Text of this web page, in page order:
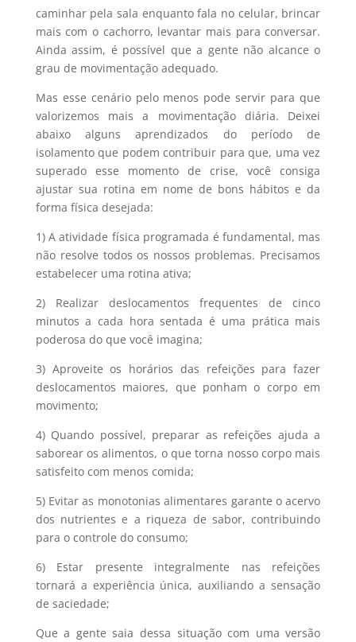
caminhar pela sala enquanto fala no celular, brincar
mais com o cachorro, levantar mais para conversar.
Ainda assim, é possível que a gente não alcance o
grau de movimentação adequado.
Mas esse cenário pelo menos pode servir para que
valorizemos mais a movimentação diária. Deixei
abaixo alguns aprendizados do período de
isolamento que podem contribuir para que, uma vez
superado esse momento de crise, você consiga
ajustar sua rotina em nome de bons hábitos e da
forma física desejada:
1) A atividade física programada é fundamental, mas
não resolve todos os nossos problemas. Precisamos
estabelecer uma rotina ativa;
2) Realizar deslocamentos frequentes de cinco
minutos a cada hora sentada é uma prática mais
poderosa do que você imagina;
3) Aproveite os horários das refeições para fazer
deslocamentos maiores, que ponham o corpo em
movimento;
4) Quando possível, preparar as refeições ajuda a
saborear os alimentos, o que torna nosso corpo mais
satisfeito com menos comida;
5) Evitar as monotonias alimentares garante o acervo
dos nutrientes e a riqueza de sabor, contribuindo
para o controle do consumo;
6) Estar presente integralmente nas refeições
tornará a experiência única, auxiliando a sensação
de saciedade;
Que a gente saia dessa situação com uma versão